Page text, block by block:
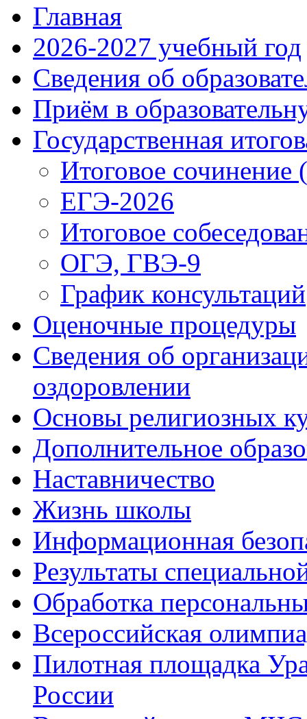
Главная
2026-2027 учебный год
Сведения об
Приём в
Государственная
Итоговое сочинение
ЕГЭ-2026
Итоговое
ОГЭ, ГВЭ-9
График консультаций
Оценочные процедуры
Сведения об
оздоровлении
Основы религиозных
Дополнительное
Наставничество
Жизнь школы
Информационная
Результаты
Обработка
Всероссийская
Пилотная площадка
России